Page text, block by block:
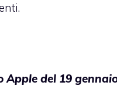
Apple del 19